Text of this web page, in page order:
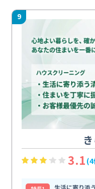
9
3.1 (4
生活に寄り添